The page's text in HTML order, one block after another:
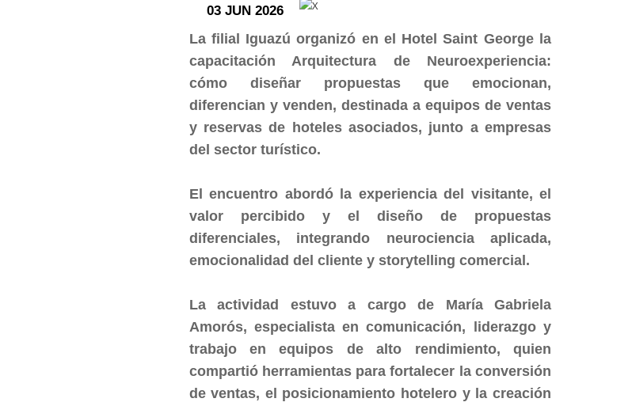
03 JUN 2026
La filial Iguazú organizó en el Hotel Saint George la
capacitación Arquitectura de Neuroexperiencia:
cómo diseñar propuestas que emocionan,
diferencian y venden, destinada a equipos de ventas
y reservas de hoteles asociados, junto a empresas
del sector turístico.
El encuentro abordó la experiencia del visitante, el
valor percibido y el diseño de propuestas
diferenciales, integrando neurociencia aplicada,
emocionalidad del cliente y storytelling comercial.
La actividad estuvo a cargo de María Gabriela
Amorós, especialista en comunicación, liderazgo y
trabajo en equipos de alto rendimiento, quien
compartió herramientas para fortalecer la conversión
de ventas, el posicionamiento hotelero y la creación